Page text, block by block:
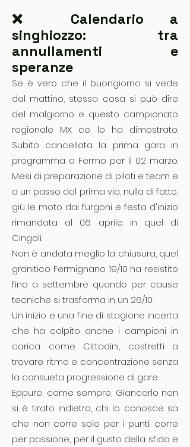
❌ Calendario a
singhiozzo: tra
annullamenti e
speranze
Se è vero che il buongiorno si vede
dal mattino, stessa cosa si può dire
del malgiorno e questo campionato
regionale MX ce lo ha dimostrato.
Subito cancellata la prima gara in
programma a Fermo per il 02 marzo.
Mesi di preparazione di piloti e team e
a un passo dal prima via, nulla di fatto,
giù le moto dai furgoni e festa d'inizio
rimandata al 06 aprile in quel di
Cingoli.
Non è andata meglio la chiusura, quel
granitico Fermignano 19/10 ha resistito
fino a settembre quando per cause
tecniche si trasforma in un 26/10.
Un inizio e una fine di stagione incerta
che ha colpito anche i campioni in
carica come Cittadini, costretti a
trovare ritmo e concentrazione senza
la consueta progressione di gare.
Eppure, come sempre, Giancarlo non
si è tirato indietro, chi lo conosce sa
che non corre solo per i punti: corre
per passione, per il gusto della sfida e